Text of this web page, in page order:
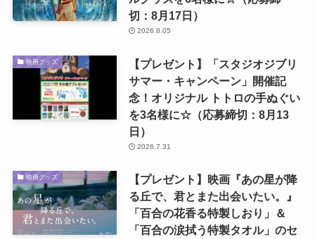
切：8月17日）
2026.8.05
映画グッズ
【プレゼント】「スタジオジブリ
サマー・キャンペーン」開催記
念！オリジナル トトロの手ぬぐい
を3名様に☆（応募締切：8月13
日）
2026.7.31
映画グッズ
【プレゼント】映画『あの星が降
る丘で、君とまた出会いたい。』
「百合の花香る特製しおり」＆
「百合の涙拭う特製タオル」のセ